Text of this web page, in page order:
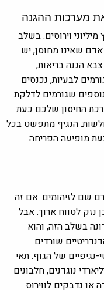
מערכות ההגנה
וירוסים. בשלב
שאינו מחוסן, יש
צבא הגנה בריאות,
לבעיות, נכנסים
שגורמים לדלקת
החיסון שלכם כעת
הנגיף מתפשט בכל
מופיעה הפריחה
שם לזיהומים. אם זה
20 אחוז, וייתכן נזק לטווח ארוך. אבל
בשלב הזה, והוא
שורדים
של הגוף. תאי
נוגדנים, חלבונים
נדבקים לווירוס